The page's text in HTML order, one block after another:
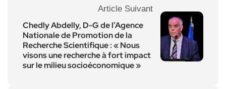
Article Suivant
Chedly Abdelly, D-G de l’Agence
Nationale de Promotion de la
Recherche Scientifique : « Nous
visons une recherche à fort impact
sur le milieu socioéconomique »